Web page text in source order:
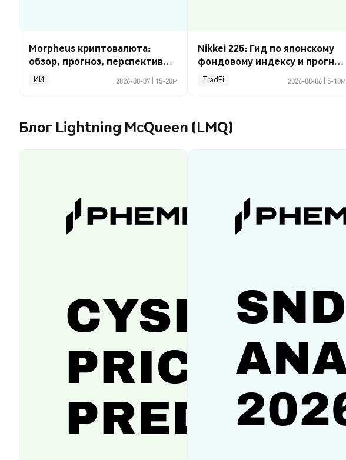
Morpheus криптовалюта:
обзор, прогноз, перспективы
2026
ИИ 2026-08-07 15-20м
Nikkei 225: Гид по японскому
фондовому индексу и прогноз
курса
TradFi 2026-08-06 5-10м
Блог Lightning McQueen (LMQ)